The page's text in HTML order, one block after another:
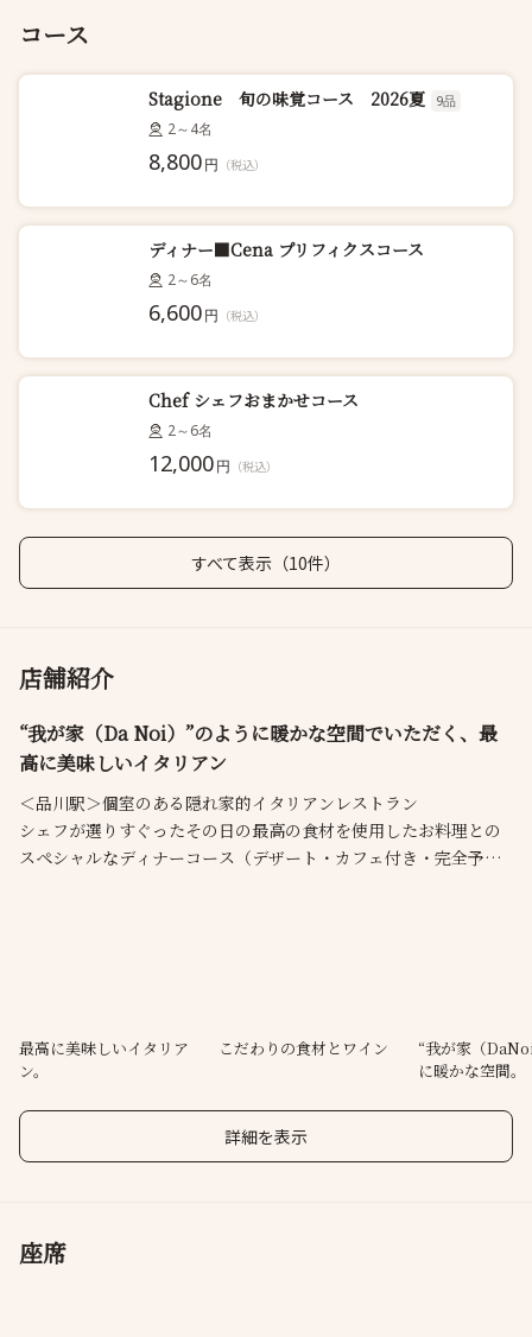
コース
Stagione 旬の味覚コース 2026夏 9品
2～4名
8,800円 （税込）
ディナー■Cena プリフィクスコース
2～6名
6,600円 （税込）
Chef シェフおまかせコース
2～6名
12,000円 （税込）
すべて表示（10件）
店舗紹介
“我が家（Da Noi）”のように暖かな空間でいただく、最
高に美味しいイタリアン
＜品川駅＞個室のある隠れ家的イタリアンレストラン
シェフが選りすぐったその日の最高の食材を使用したお料理との
スペシャルなディナーコース（デザート・カフェ付き・完全予約
最高に美味しいイタリア
ン。
こだわりの食材とワイン
“我が家（
に暖かな空間。
詳細を表示
座席